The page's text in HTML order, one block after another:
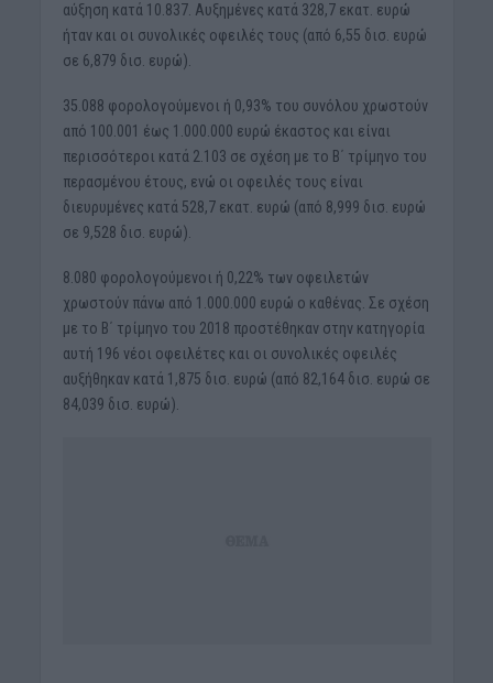
αύξηση κατά 10.837. Αυξημένες κατά 328,7 εκατ. ευρώ
ήταν και οι συνολικές οφειλές τους (από 6,55 δισ. ευρώ
σε 6,879 δισ. ευρώ).
35.088 φορολογούμενοι ή 0,93% του συνόλου χρωστούν
από 100.001 έως 1.000.000 ευρώ έκαστος και είναι
περισσότεροι κατά 2.103 σε σχέση με το Β΄ τρίμηνο του
περασμένου έτους, ενώ οι οφειλές τους είναι
διευρυμένες κατά 528,7 εκατ. ευρώ (από 8,999 δισ. ευρώ
σε 9,528 δισ. ευρώ).
8.080 φορολογούμενοι ή 0,22% των οφειλετών
χρωστούν πάνω από 1.000.000 ευρώ ο καθένας. Σε σχέση
με το Β΄ τρίμηνο του 2018 προστέθηκαν στην κατηγορία
αυτή 196 νέοι οφειλέτες και οι συνολικές οφειλές
αυξήθηκαν κατά 1,875 δισ. ευρώ (από 82,164 δισ. ευρώ σε
84,039 δισ. ευρώ).